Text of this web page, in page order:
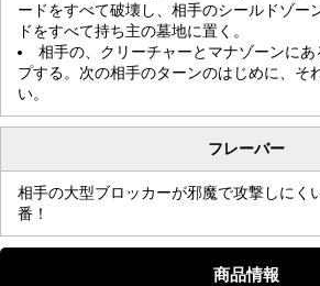
ードをすべて破壊し、相手のシールドゾー
ドをすべて持ち主の墓地に置く。
相手の、クリーチャーとマナゾーンに
プする。次の相手のターンのはじめに、そ
い。
フレーバー
相手の大型ブロッカーが邪魔で攻撃しにく
番！
商品情報